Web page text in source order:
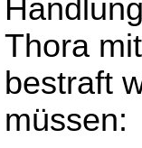
Thora
bestraft
müssen: